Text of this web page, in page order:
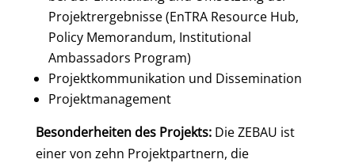
Projektrergebnisse (EnTRA Resource Hub,
Policy Memorandum, Institutional
Ambassadors Program)
Projektkommunikation und Dissemination
Projektmanagement
Besonderheiten des Projekts:Die ZEBAU ist
einer von zehn Projektpartnern, die